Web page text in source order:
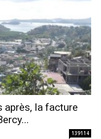
après, la facture
139114